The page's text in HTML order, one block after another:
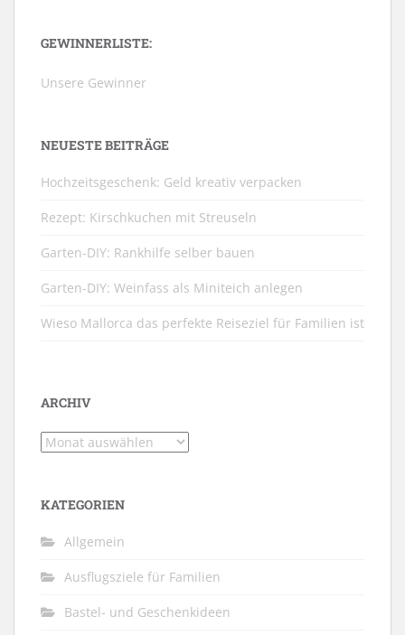
GEWINNERLISTE:
Unsere Gewinner
NEUESTE BEITRÄGE
Hochzeitsgeschenk: Geld kreativ verpacken
Rezept: Kirschkuchen mit Streuseln
Garten-DIY: Rankhilfe selber bauen
Garten-DIY: Weinfass als Miniteich anlegen
Wieso Mallorca das perfekte Reiseziel für Familien ist
ARCHIV
Archiv
KATEGORIEN
Allgemein
Ausflugsziele für Familien
Bastel- und Geschenkideen